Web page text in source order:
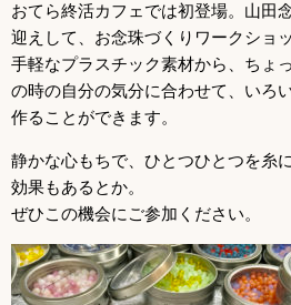
おてら終活カフェでは初登場。山田
迎えして、お念珠づくりワークショ
手軽なプラスチック素材から、ちょ
の時の自分の気分に合わせて、いろ
作ることができます。
静かな心もちで、ひとつひとつを糸
効果もあるとか。
ぜひこの機会にご参加ください。